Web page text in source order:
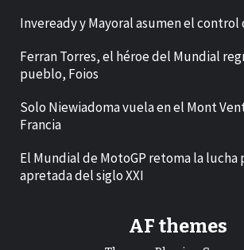
Inveready y Mayoral asumen el control
Ferran Torres, el héroe del Mundial
pueblo, Foios
Solo Niewiadoma vuela en el Mont
Francia
El Mundial de MotoGP retoma la
apretada del siglo XXI
AF themes